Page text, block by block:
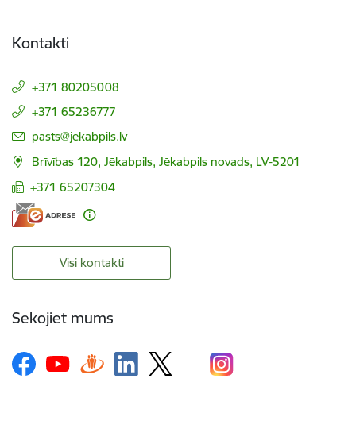
Kontakti
+371 80205008
+371 65236777
E-pasts:
pasts@jekabpils.lv
Brīvības 120, Jēkabpils, Jēkabpils novads, LV-5201
+371 65207304
Visi kontakti
Sekojiet mums